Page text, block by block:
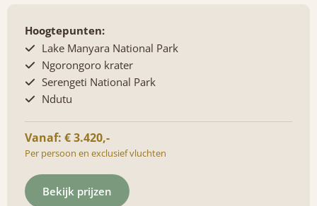
Hoogtepunten:
Lake Manyara National Park
Ngorongoro krater
Serengeti National Park
Ndutu
Vanaf: € 3.420,-
Per persoon en exclusief vluchten
Bekijk prijzen